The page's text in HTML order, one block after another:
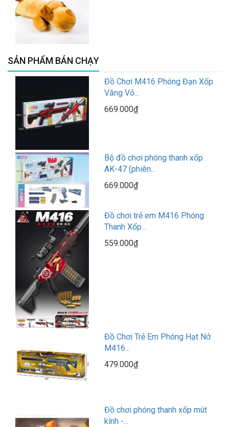
SẢN PHẨM BÁN CHẠY
Đồ Chơi M416 Phóng Đạn Xốp
Văng Vỏ...
669.000₫
Bộ đồ chơi phóng thanh xốp
AK-47 (phiên...
669.000₫
Đồ chơi trẻ em M416 Phóng
Thanh Xốp...
559.000₫
Đồ Chơi Trẻ Em Phóng Hạt Nở
M416...
479.000₫
Đồ chơi phóng thanh xốp mút
kính -...